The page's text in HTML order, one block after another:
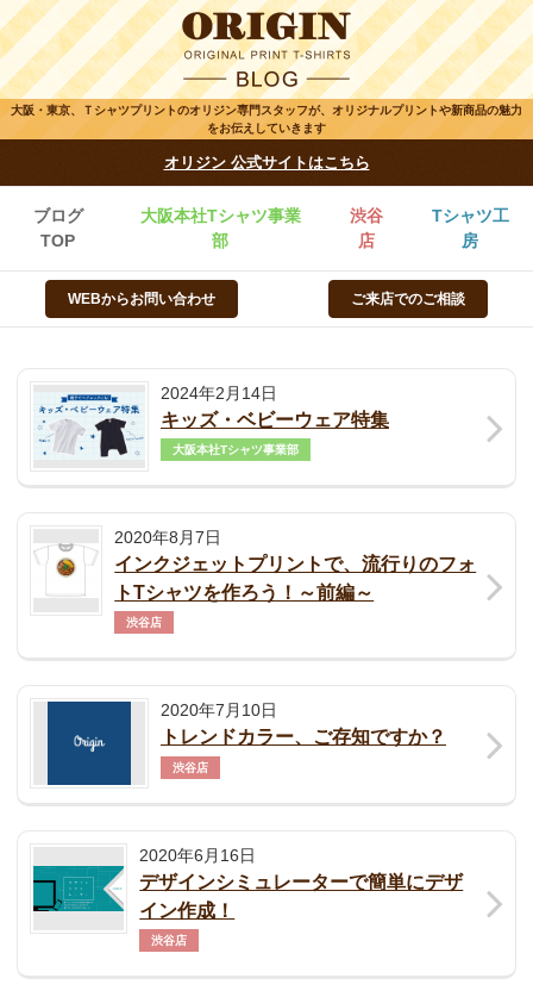
大阪・東京、Ｔシャツプリントのオリジン専門スタッフが、オリジナルプリントや新商品の魅力
をお伝えしていきます
オリジン 公式サイトはこちら
ブログ
TOP
大阪本社Tシャツ事業
部
渋谷
店
Tシャツ工
房
WEBからお問い合わせ ご来店でのご相談
2024年2月14日
キッズ・ベビーウェア特集
大阪本社Tシャツ事業部
2020年8月7日
インクジェットプリントで、流行りのフォ
トTシャツを作ろう！～前編～
渋谷店
2020年7月10日
トレンドカラー、ご存知ですか？
渋谷店
2020年6月16日
デザインシミュレーターで簡単にデザ
イン作成！
渋谷店